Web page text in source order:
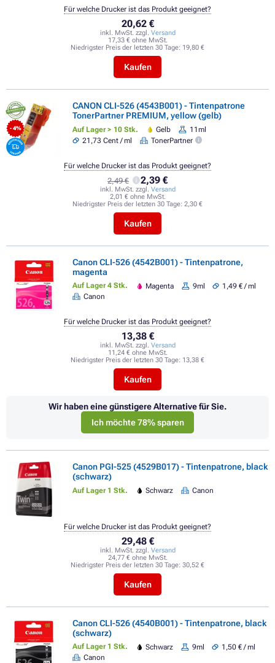
20,62 €
inkl. MwSt. zzgl. Versand
17,33 € ohne MwSt.
Niedrigster Preis der letzten 30 Tage: 19,80 €
Kaufen
Für welche Drucker ist das Produkt geeignet?
- 4%
CANON CLI-526 (4543B001) - Tintenpatrone
TonerPartner PREMIUM, yellow (gelb)
Auf Lager > 10 Stk. Gelb
11ml
21,73 Cent / ml
TonerPartner
2,49 € 2,39 €
inkl. MwSt. zzgl. Versand
2,01 € ohne MwSt.
Niedrigster Preis der letzten 30 Tage: 2,30 €
Kaufen
Für welche Drucker ist das Produkt geeignet?
Canon CLI-526 (4542B001) - Tintenpatrone,
magenta
Auf Lager 4 Stk. Magenta 9ml
1,49 € / ml
Canon
13,38 €
inkl. MwSt. zzgl. Versand
11,24 € ohne MwSt.
Niedrigster Preis der letzten 30 Tage: 13,38 €
Kaufen
Für welche Drucker ist das Produkt geeignet?
Wir haben eine günstigere Alternative für Sie.
Ich möchte 78% sparen
Canon PGI-525 (4529B017) - Tintenpatrone, black
(schwarz)
Auf Lager 1 Stk. Schwarz Canon
29,48 €
inkl. MwSt. zzgl. Versand
24,77 € ohne MwSt.
Niedrigster Preis der letzten 30 Tage: 30,52 €
Kaufen
Für welche Drucker ist das Produkt geeignet?
Canon CLI-526 (4540B001) - Tintenpatrone, black
(schwarz)
Auf Lager 1 Stk. Schwarz 9ml
1,50 € / ml
Canon